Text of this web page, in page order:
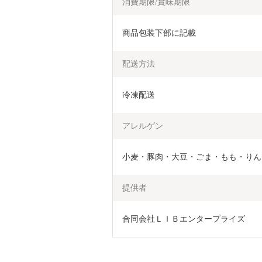
消費期限/賞味期限
商品包装下部に記載
配送方法
冷凍配送
アレルゲン
小麦・豚肉・大豆・ごま・もも・り
提供者
合同会社ＬＩＢエンタープライズ